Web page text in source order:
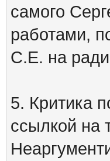
самого
работами,
С.Е. на
5. Критика
ссылкой на